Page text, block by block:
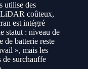
utilise des
LiDAR coûteux,
est intégré
statut : niveau de
de batterie reste
», mais les
de surchauffe